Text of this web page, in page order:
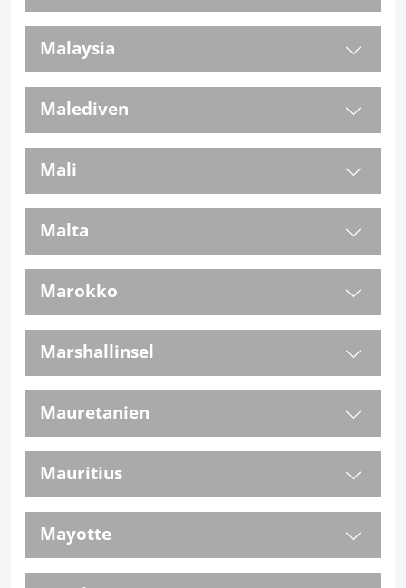
Malaysia
Malediven
Mali
Malta
Marokko
Marshallinsel
Mauretanien
Mauritius
Mayotte